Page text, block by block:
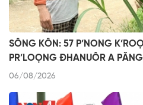
SÔNG KÔN: 57 P’NONG
PR’LOỌNG ĐHANUÔR A
06/08/2026